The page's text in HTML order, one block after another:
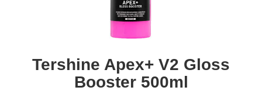
Tershine Apex+ V2 Gloss
Booster 500ml